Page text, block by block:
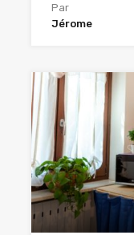
Par
Jérome